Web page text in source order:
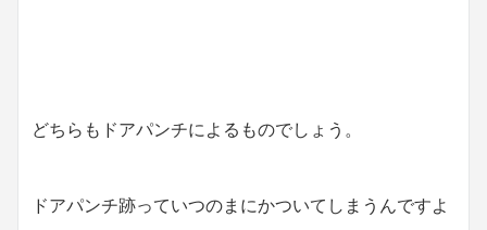
どちらもドアパンチによるものでしょう。
ドアパンチ跡っていつのまにかついてしまうんですよ